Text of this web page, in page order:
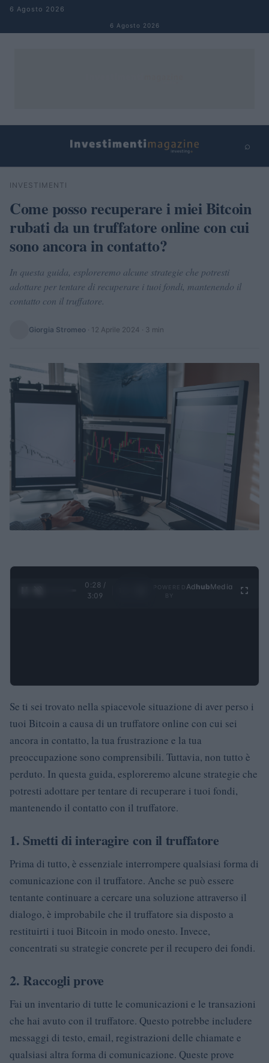
Salta al contenuto
6 Agosto 2026
6 Agosto 2026
⌕
Cerca
INVESTIMENTI
Come posso recuperare i miei Bitcoin
rubati da un truffatore online con cui
sono ancora in contatto?
In questa guida, esploreremo alcune strategie che potresti
adottare per tentare di recuperare i tuoi fondi, mantenendo il
contatto con il truffatore.
Giorgia Stromeo · 12 Aprile 2024 · 3 min
0:28 /
3:09
Ad hubMedia
Se ti sei trovato nella spiacevole situazione di aver perso i
tuoi Bitcoin a causa di un truffatore online con cui sei
ancora in contatto, la tua frustrazione e la tua
preoccupazione sono comprensibili. Tuttavia, non tutto è
perduto. In questa guida, esploreremo alcune strategie che
potresti adottare per tentare di recuperare i tuoi fondi,
mantenendo il contatto con il truffatore.
1. Smetti di interagire con il truffatore
Prima di tutto, è essenziale interrompere qualsiasi forma di
comunicazione con il truffatore. Anche se può essere
tentante continuare a cercare una soluzione attraverso il
dialogo, è improbabile che il truffatore sia disposto a
restituirti i tuoi Bitcoin in modo onesto. Invece,
concentrati su strategie concrete per il recupero dei fondi.
2. Raccogli prove
Fai un inventario di tutte le comunicazioni e le transazioni
che hai avuto con il truffatore. Questo potrebbe includere
messaggi di testo, email, registrazioni delle chiamate e
qualsiasi altra forma di comunicazione. Queste prove